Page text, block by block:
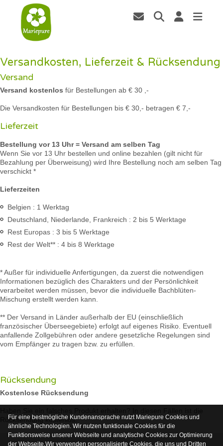
Versandkosten, Lieferzeit & Rücksendung
Versand
Versand kostenlos für Bestellungen ab € 30 ,-
Die Versandkosten für Bestellungen bis € 30,- betragen € 7,-
Lieferzeit
Bestellung vor 13 Uhr = Versand am selben Tag
Wenn Sie vor 13 Uhr bestellen und online bezahlen (gilt nicht für
Bezahlung per Überweisung) wird Ihre Bestellung noch am selben Tag
verschickt *
Lieferzeiten
Belgien : 1 Werktag
Deutschland, Niederlande, Frankreich : 2 bis 5 Werktage
Rest Europas : 3 bis 5 Werktage
Rest der Welt** : 4 bis 8 Werktage
* Außer für individuelle Anfertigungen, da zuerst die notwendigen
Informationen bezüglich des Charakters und der Persönlichkeit
verarbeitet werden müssen, bevor die individuelle Bachblüten-
Mischung erstellt werden kann.
** Der Versand in Länder außerhalb der EU (einschließlich
französischer Überseegebiete) erfolgt auf eigenes Risiko. Eventuell
anfallende Zollgebühren oder andere gesetzliche Regelungen sind
vom Empfänger zu tragen bzw. zu erfüllen.
Rücksendung
Kostenlose Rücksendung
Rücksendung kostenlos.
Für eine bestmögliche Kundenansprache nutzt Mariepure Cookies und
ähnliche Technologien. Wir nutzen funktionale Cookies für die
Funktionsweise unserer Webseite und analytische Cookies zur Optimierung
der Webseite.Wir verwenden personalisierte Cookies, die uns und Dritten